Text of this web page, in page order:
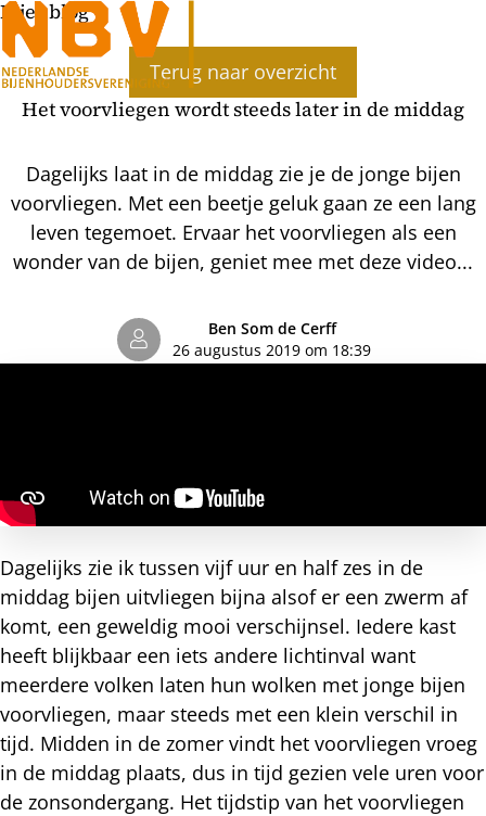
Bijenblog
Terug naar overzicht
Het voorvliegen wordt steeds later in de middag
Dagelijks laat in de middag zie je de jonge bijen
voorvliegen. Met een beetje geluk gaan ze een lang
leven tegemoet. Ervaar het voorvliegen als een
wonder van de bijen, geniet mee met deze video...
Ben Som de Cerff
26 augustus 2019 om 18:39
Dagelijks zie ik tussen vijf uur en half zes in de
middag bijen uitvliegen bijna alsof er een zwerm af
komt, een geweldig mooi verschijnsel. Iedere kast
heeft blijkbaar een iets andere lichtinval want
meerdere volken laten hun wolken met jonge bijen
voorvliegen, maar steeds met een klein verschil in
tijd. Midden in de zomer vindt het voorvliegen vroeg
in de middag plaats, dus in tijd gezien vele uren voor
de zonsondergang. Het tijdstip van het voorvliegen